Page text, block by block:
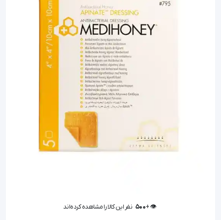
👁️ +
500 نفر این کالا را مشاهده کرده‌اند